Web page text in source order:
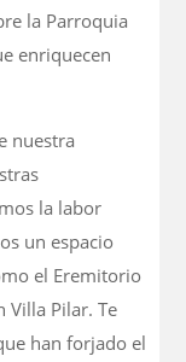
la Parroquia
enriquecen
nuestra
la labor
un espacio
el Eremitorio
Villa Pilar. Te
han forjado el